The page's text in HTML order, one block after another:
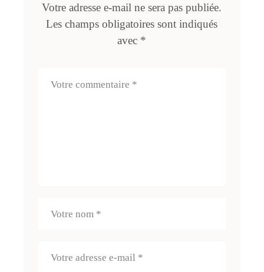
Votre adresse e-mail ne sera pas publiée.
Les champs obligatoires sont indiqués
avec *